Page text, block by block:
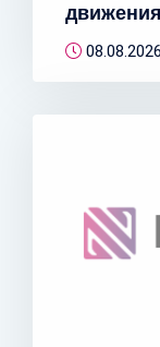
08.08.2026